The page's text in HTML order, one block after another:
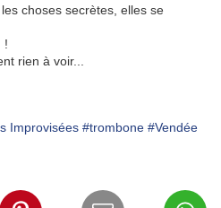
choses secrètes, elles se
!
rien à voir...
Improvisées #trombone #Vendée